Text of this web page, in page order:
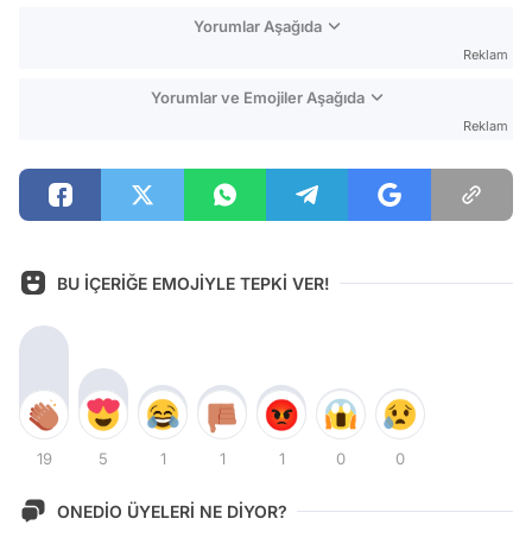
Yorumlar Aşağıda
Reklam
Yorumlar ve Emojiler Aşağıda
Reklam
BU İÇERİĞE EMOJİYLE TEPKİ VER!
19 5 1 1 1 0 0
ONEDİO ÜYELERİ NE DİYOR?